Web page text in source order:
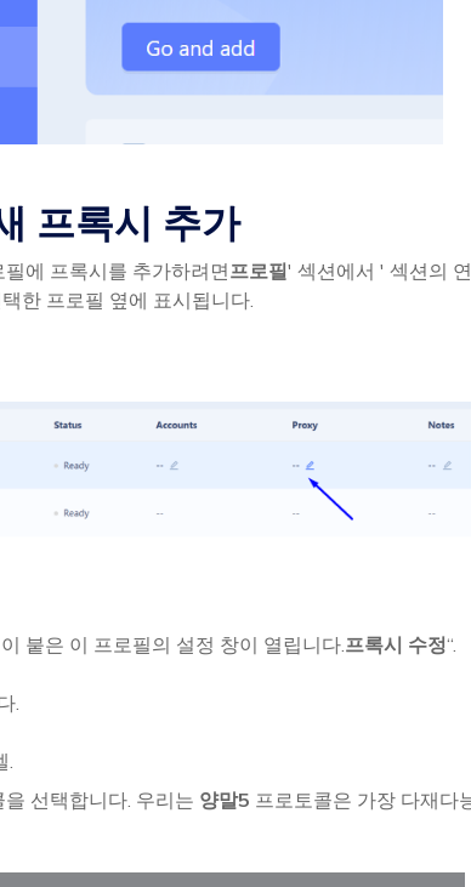
프록시 추가
에 프록시를 추가하려면프로필' 섹션에서 ' 섹션의
한 프로필 옆에 표시됩니다.
붙은 이 프로필의 설정 창이 열립니다. 프록시 수정“.
.
선택합니다. 우리는 양말5 프로토콜은 가장 다재다